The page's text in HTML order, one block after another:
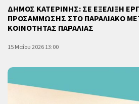
ΔΗΜΟΣ ΚΑΤΕΡΙΝΗΣ: ΣΕ ΕΞΕΛΙΞΗ
ΠΡΟΣΑΜΜΩΣΗΣ ΣΤΟ ΠΑΡΑΛΙΑΚΟ
ΚΟΙΝΟΤΗΤΑΣ ΠΑΡΑΛΙΑΣ
15 Μαΐου 2026 13:00